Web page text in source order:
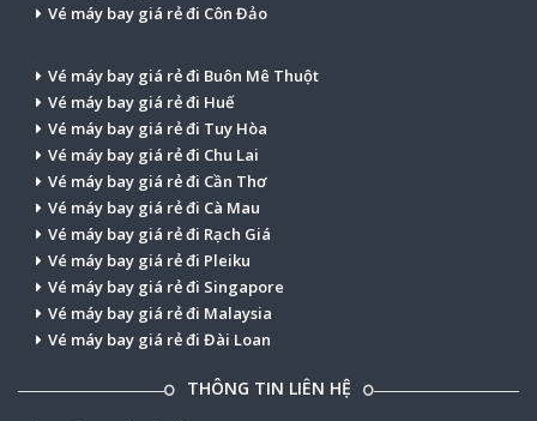
Vé máy bay giá rẻ đi Côn Đảo
Vé máy bay giá rẻ đi Buôn Mê Thuột
Vé máy bay giá rẻ đi Huế
Vé máy bay giá rẻ đi Tuy Hòa
Vé máy bay giá rẻ đi Chu Lai
Vé máy bay giá rẻ đi Cần Thơ
Vé máy bay giá rẻ đi Cà Mau
Vé máy bay giá rẻ đi Rạch Giá
Vé máy bay giá rẻ đi Pleiku
Vé máy bay giá rẻ đi Singapore
Vé máy bay giá rẻ đi Malaysia
Vé máy bay giá rẻ đi Đài Loan
THÔNG TIN LIÊN HỆ